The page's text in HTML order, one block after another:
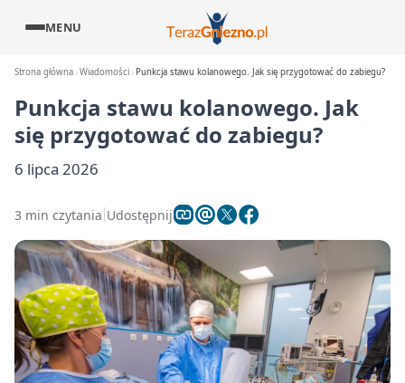
MENU
Strona główna Wiadomości Punkcja stawu kolanowego. Jak się przygotować do zabiegu?
Punkcja stawu kolanowego. Jak
się przygotować do zabiegu?
6 lipca 2026
3 min czytania Udostępnij